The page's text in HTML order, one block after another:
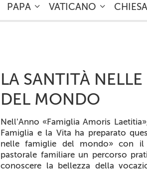
PAPA VATICANO CHIESA
LA SANTITÀ
DEL MONDO
Nell’Anno «FamigliaAmoris Laetitia
Famiglia e la Vita ha preparato
nelle famiglie del mondo» con
pastorale familiare un percorso
conoscere la bellezza della